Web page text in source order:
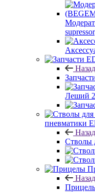
Назад
Леший 2
пневматики
Назад
Стволы
Назад